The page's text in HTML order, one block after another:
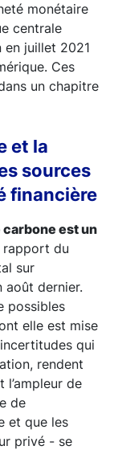
monétaire
centrale
en juillet 2021
Ces
un chapitre
et la
sources
financière
est un
rapport du
sur
août dernier.
possibles
elle est mise
qui
rendent
l’ampleur de
de
et que les
privé - se